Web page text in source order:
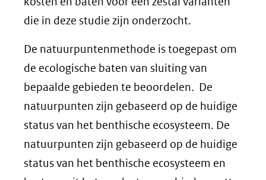
die in deze studie zijn onderzocht.
De natuurpuntenmethode is toegepast om
de ecologische baten van sluiting van
bepaalde gebieden te beoordelen. De
natuurpunten zijn gebaseerd op de huidige
status van het benthische ecosysteem. De
natuurpunten zijn gebaseerd op de huidige
status van het benthische ecosysteem en